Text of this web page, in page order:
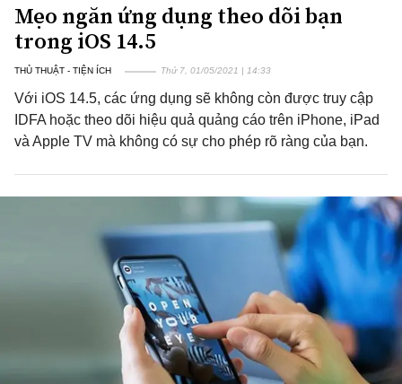
Mẹo ngăn ứng dụng theo dõi bạn
trong iOS 14.5
THỦ THUẬT - TIỆN ÍCH Thứ 7, 01/05/2021 | 14:33
Với iOS 14.5, các ứng dụng sẽ không còn được truy cập
IDFA hoặc theo dõi hiệu quả quảng cáo trên iPhone, iPad
và Apple TV mà không có sự cho phép rõ ràng của bạn.